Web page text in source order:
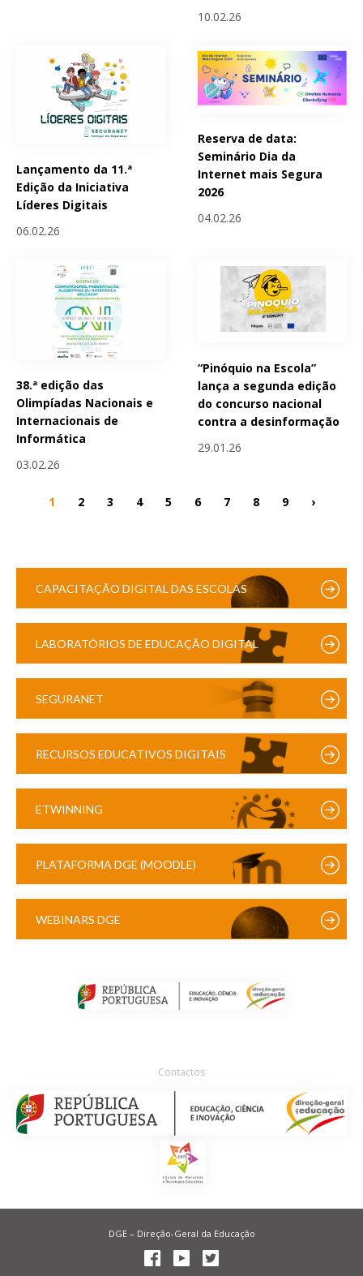
10.02.26
Lançamento da 11.ª
Edição da Iniciativa
Líderes Digitais
06.02.26
Reserva de data:
Seminário Dia da
Internet mais Segura
2026
04.02.26
38.ª edição das
Olimpíadas Nacionais e
Internacionais de
Informática
03.02.26
“Pinóquio na Escola”
lança a segunda edição
do concurso nacional
contra a desinformação
29.01.26
1 2 3 4 5 6 7 8 9 ›
CAPACITAÇÃO DIGITAL DAS ESCOLAS
LABORATÓRIOS DE EDUCAÇÃO DIGITAL
SEGURANET
RECURSOS EDUCATIVOS DIGITAIS
ETWINNING
PLATAFORMA DGE (MOODLE)
WEBINARS DGE
Contactos
DGE – Direção-Geral da Educação